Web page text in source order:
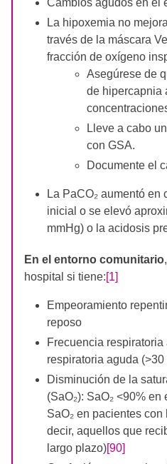
Cambios agudos en el
La hipoxemia no
través de la máscara
fracción de oxígeno
Asegúrese de
de hipercapnia
Lleve a cabo
con GSA.
Documente el
La PaCO₂ aumentó
inicial o se elevó
mmHg) o la acidosis
En el entorno comunitario
hospital si tiene:[1]
Empeoramiento
reposo
Frecuencia
respiratoria aguda
Disminución de la
(SaO₂): SaO₂ <90%
SaO₂ en pacientes
decir, aquellos que
largo plazo)[90]